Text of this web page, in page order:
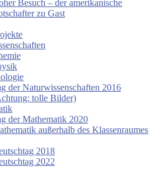
Besuch – der amerikanische
zu Gast
der Naturwissenschaften 2016
tolle Bilder)
der Mathematik 2020
außerhalb des Klassenraumes
2018
2022